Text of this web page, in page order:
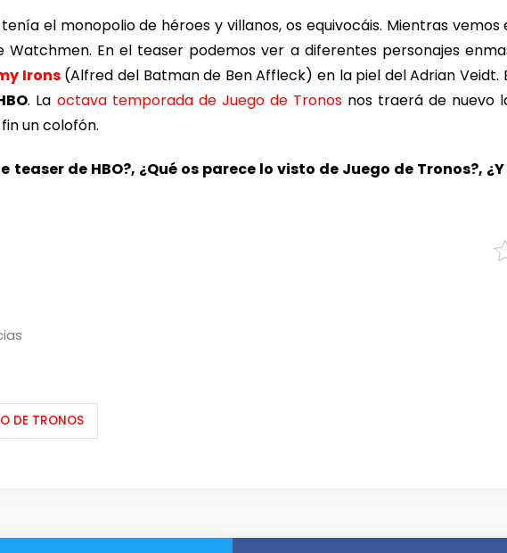
el monopolio de héroes y villanos, os equivocáis. Mientras
Watchmen. En el teaser podemos ver a diferentes personajes
Irons(Alfred del Batman de Ben Affleck) en la piel del Adrian Veidt.
. La octava temporada de Juego de Tronosnos traerá de nuevo
un colofón.
teaser de HBO?, ¿Qué os parece lo visto de Juego de Tronos?,
DE TRONOS